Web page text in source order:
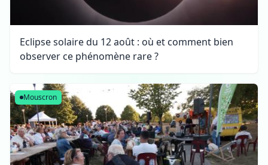
Eclipse solaire du 12 août : où et comment bien
observer ce phénomène rare ?
Mouscron